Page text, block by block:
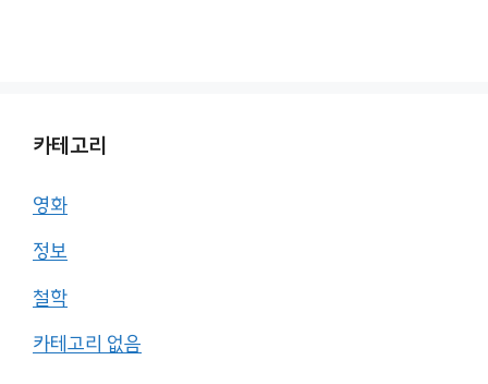
카테고리
영화
정보
철학
카테고리 없음